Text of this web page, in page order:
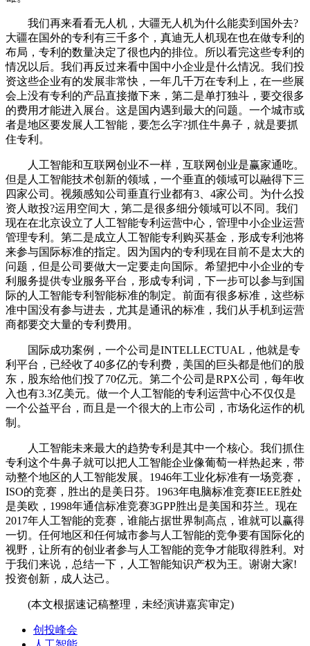
我们再来看看无人机，大疆无人机为什么能卖到国外去?
大疆在国外的专利有三千多个，真迪无人机现在也在做专利的
布局，专利的数量决定了很也内的排位。所以看完这些专利的
情况以后。我们再反过来看中国中小企业是什么情况。我们投
资这些企业有的发展非常快，一年几千万在专利上，在一些展
会上没有专利的产品直接撤下来，第二是单打独斗，要交很多
的费用才能进入展台。这是国内遇到最大的问题。一个城市或
者是地区要发展人工智能，要怎么字?抓住牛鼻子，就是要抓
住专利。
人工智能和互联网创业不一样，互联网创业是赢家通吃。
但是人工智能技术创新的领域，一个垂直的领域可以融得下三
四家公司。视频感知公司垂直行业都有3、4家公司。为什么投
资人敢投?运用空间大，第二是很多细分领域可以不同。我们
现在在北京设立了人工智能专利运营中心，管理中小企业运营
管理专利。第二是成立人工智能专利购买基金，形成专利池将
来参与国际标准的指定。因为国内的专利现在目前不是太大的
问题，但是公司要做大一定要走向国际。希望把中小企业的专
利服务提供专业服务平台，形成专利词，下一步可以参与到国
际的人工智能专利智能标准的制定。前面有很多标准，这些标
准中国没有参与进去，尤其是通讯的标准，我们从手机到运营
商都要交大量的专利费用。
国际成功案例，一个公司是INTELLECTUAL，他就是专
利平台，已经收了40多亿的专利费，美国的巨头都是他们的股
东，股东给他们投了70亿元。第二个公司是RPX公司，每年收
入也有3.3亿美元。做一个人工智能的专利运营中心不仅仅是
一个公益平台，而且是一个很大的上市公司，市场化运作的机
制。
人工智能未来最大的趋势专利是其中一个核心。我们抓住
专利这个牛鼻子就可以把人工智能企业像葡萄一样热起来，带
动整个地区的人工智能发展。1946年工业化标准有一场竞赛，
ISO的竞赛，胜出的是美日芬。1963年电脑标准竞赛IEEE胜处
是美欧，1998年通信标准竞赛3GPP胜出是美国和芬兰。现在
2017年人工智能的竞赛，谁能占据世界制高点，谁就可以赢得
一切。任何地区和任何城市参与人工智能的竞争要有国际化的
视野，让所有的创业者参与人工智能的竞争才能取得胜利。对
于我们来说，总结一下，人工智能知识产权为王。谢谢大家!
投资创新，成人达己。
(本文根据速记稿整理，未经演讲嘉宾审定)
创投峰会